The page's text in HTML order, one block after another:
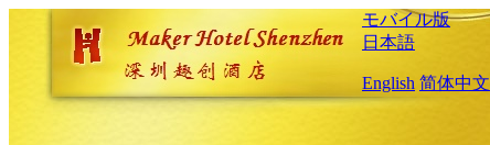
モバイル版
日本語
English 简体中文